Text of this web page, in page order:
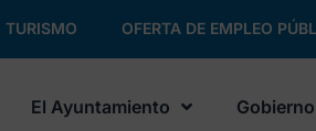
TURISMO OFERTA DE EMPLEO
El Ayuntamiento